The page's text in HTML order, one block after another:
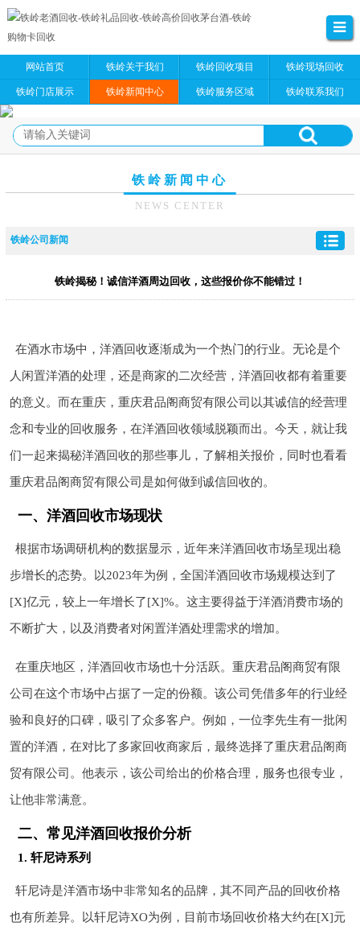
网站首页 铁岭关于我们 铁岭回收项目 铁岭现场回收
铁岭门店展示 铁岭新闻中心 铁岭服务区域 铁岭联系我们
铁岭新闻中心
NEWS CENTER
铁岭公司新闻
铁岭揭秘！诚信洋酒周边回收，这些报价你不能错过！
在酒水市场中，洋酒回收逐渐成为一个热门的行业。无论是个
人闲置洋酒的处理，还是商家的二次经营，洋酒回收都有着重要
的意义。而在重庆，重庆君品阁商贸有限公司以其诚信的经营理
念和专业的回收服务，在洋酒回收领域脱颖而出。今天，就让我
们一起来揭秘洋酒回收的那些事儿，了解相关报价，同时也看看
重庆君品阁商贸有限公司是如何做到诚信回收的。
一、洋酒回收市场现状
根据市场调研机构的数据显示，近年来洋酒回收市场呈现出稳
步增长的态势。以2023年为例，全国洋酒回收市场规模达到了
[X]亿元，较上一年增长了[X]%。这主要得益于洋酒消费市场的
不断扩大，以及消费者对闲置洋酒处理需求的增加。
在重庆地区，洋酒回收市场也十分活跃。重庆君品阁商贸有限
公司在这个市场中占据了一定的份额。该公司凭借多年的行业经
验和良好的口碑，吸引了众多客户。例如，一位李先生有一批闲
置的洋酒，在对比了多家回收商家后，最终选择了重庆君品阁商
贸有限公司。他表示，该公司给出的价格合理，服务也很专业，
让他非常满意。
二、常见洋酒回收报价分析
1. 轩尼诗系列
轩尼诗是洋酒市场中非常知名的品牌，其不同产品的回收价格
也有所差异。以轩尼诗XO为例，目前市场回收价格大约在[X]元